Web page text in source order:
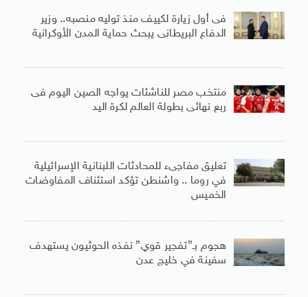
فى أول زيارة لكييف منذ توليه منصبه.. وزير
الدفاع البريطانى يبحث حماية المدن الأوكرانية
منتخب مصر للناشئات يواجه الصين اليوم فى
ربع نهائى بطولة العالم لكرة اليد
تعليق مفاجىء للمحادثات اللبنانية الإسرائيلية
في روما .. واشنطن تؤكد استئناف المفاوضات
الخميس
هجوم بـ”تفجير قوي” نفذه الحوثيون يستهدف
سفينة في خليج عدن